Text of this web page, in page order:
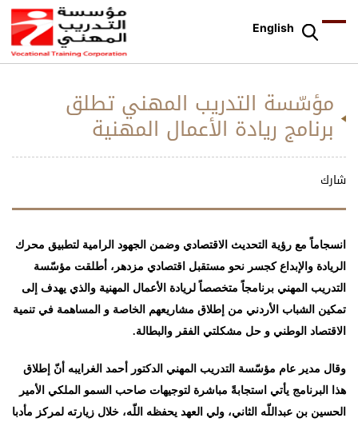
English
مؤسّسة التدريب المهني تطلق
برنامج ريادة الأعمال المهنية
شارك
انسجاماً مع رؤية التحديث الاقتصادي وضمن الجهود الرامية لتطبيق محرك
الريادة والإبداع كجسر نحو مستقبل اقتصادي مزدهر، أطلقت مؤسّسة
التدريب المهني برنامجاً متخصصاً لريادة الأعمال المهنية والذي يهدف إلى
تمكين الشباب الأردني من إطلاق مشاريعهم الخاصة و المساهمة في تنمية
الاقتصاد الوطني و حل مشكلتي الفقر والبطالة.
وقال مدير عام مؤسّسة التدريب المهني الدكتور أحمد الغرايبه أنّ إطلاق
هذا البرنامج يأتي استجابةً مباشرة لتوجيهات صاحب السمو الملكي الأمير
الحسين بن عبداللّه الثاني، ولي العهد يحفظه اللّه، خلال زيارته لمركز مأدبا